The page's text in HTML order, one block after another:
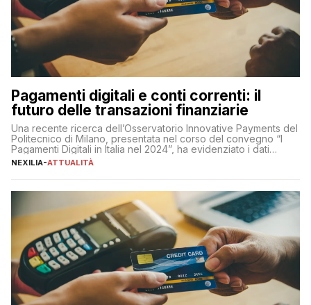
Pagamenti digitali e conti correnti: il
futuro delle transazioni finanziarie
Una recente ricerca dell’Osservatorio Innovative Payments del
Politecnico di Milano, presentata nel corso del convegno “I
Pagamenti Digitali in Italia nel 2024”, ha evidenziato i dati
definitivi del primo semestre 2024 relativamente alle
NEXILIA-ATTUALITÀ